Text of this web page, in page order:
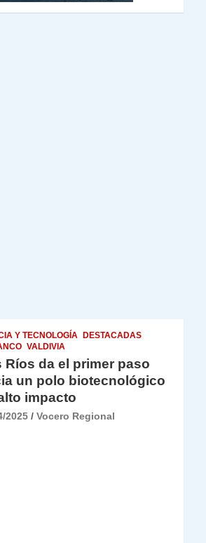
Y TECNOLOGÍA
DESTACADAS
VALDIVIA
Ríos da el primer paso
un polo biotecnológico
impacto
2025 Vocero Regional